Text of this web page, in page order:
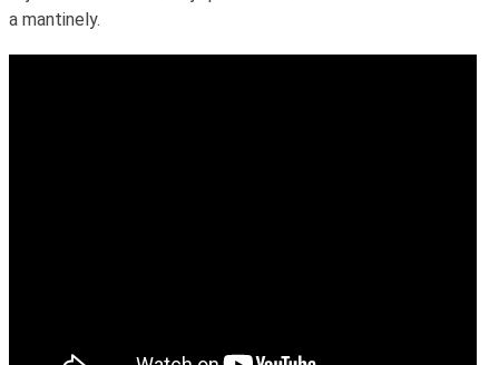
a mantinely.